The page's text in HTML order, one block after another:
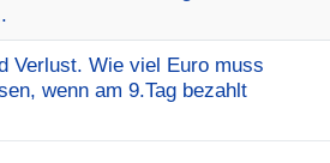
Verlust. Wie viel Euro muss
wenn am 9.Tag bezahlt